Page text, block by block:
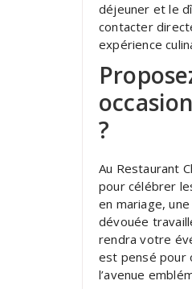
déjeuner et le
contacter
expérience
?
Au Restaurant
pour célébrer
en mariage,
dévouée
rendra votre
est pensé pour
l’avenue